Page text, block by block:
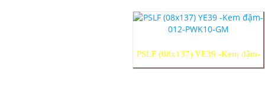
PSLF (08x137) YE39 -Kem đậm-
012-PWK10-GM